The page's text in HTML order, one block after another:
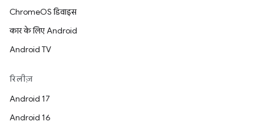
ChromeOS डिवाइस
कार के लिए Android
Android TV
रिलीज़
Android 17
Android 16